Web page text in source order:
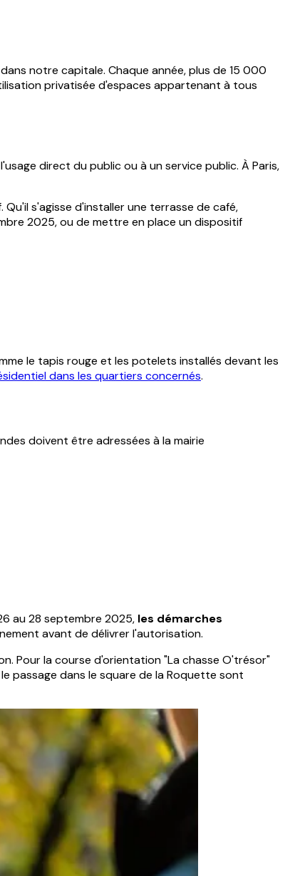
notre capitale. Chaque année, plus de 15 000
privatisée d'espaces appartenant à tous
direct du public ou à un service public. À Paris,
s'agisse d'installer une terrasse de café,
2025, ou de mettre en place un dispositif
le tapis rouge et les potelets installés devant les
dans les quartiers concernés.
doivent être adressées à la mairie
au 28 septembre 2025, les démarches
avant de délivrer l'autorisation.
Pour la course d'orientation "La chasse O'trésor"
passage dans le square de la Roquette sont